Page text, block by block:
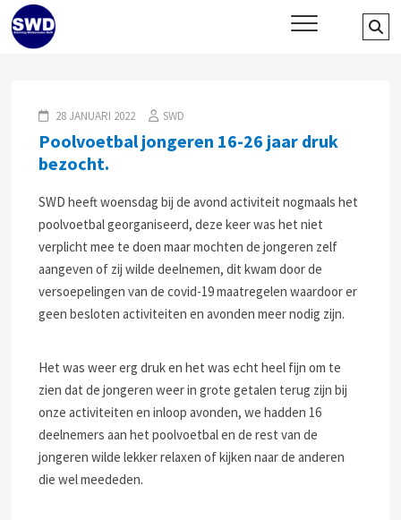
Skip
content
SWD – Stichting Welbevinden
WIJ ZETTEN ONS IN VOOR HET WELZIJN EN VERBINDEN VAN JONG
28 JANUARI 2022 SWD
Poolvoetbal jongeren 16-26 jaar druk
bezocht.
SWD heeft woensdag bij de avond activiteit nogmaals het
poolvoetbal georganiseerd, deze keer was het niet
verplicht mee te doen maar mochten de jongeren zelf
aangeven of zij wilde deelnemen, dit kwam door de
versoepelingen van de covid-19 maatregelen waardoor er
geen besloten activiteiten en avonden meer nodig zijn.
Het was weer erg druk en het was echt heel fijn om te
zien dat de jongeren weer in grote getalen terug zijn bij
onze activiteiten en inloop avonden, we hadden 16
deelnemers aan het poolvoetbal en de rest van de
jongeren wilde lekker relaxen of kijken naar de anderen
die wel meededen.